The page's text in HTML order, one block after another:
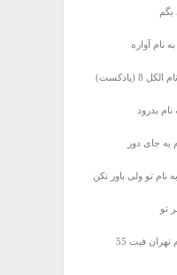
بگم
نام آواره
(پادکست)
بدرود
یه جای دور
تو ولی باور نکن
تو
دانلود آهنگ دیجی باربد به نام تهران فیت 55